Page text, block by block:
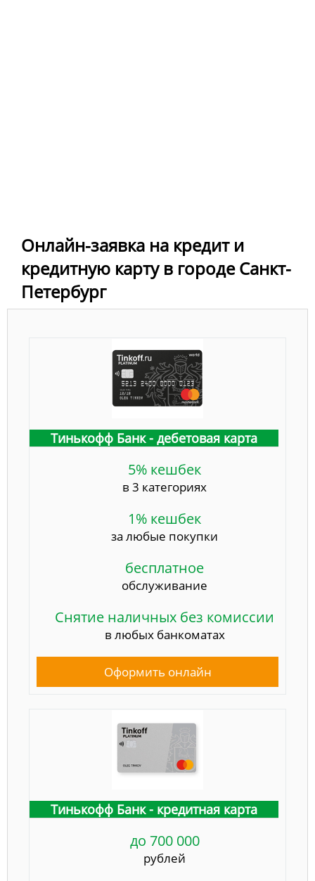
Онлайн-заявка на кредит и
кредитную карту в городе Санкт-
Петербург
Тинькофф Банк - дебетовая карта
5% кешбек
в 3 категориях
1% кешбек
за любые покупки
бесплатное
обслуживание
Снятие наличных без комиссии
в любых банкоматах
Оформить онлайн
Тинькофф Банк - кредитная карта
до 700 000
рублей